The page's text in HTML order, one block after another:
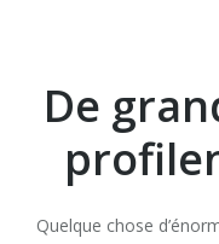
De
Quelque chose